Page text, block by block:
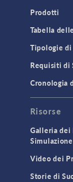
Prodotti
Tabella
Tipologie di
Requisiti di
Cronologia
Risorse
Galleria
Simulazione
Video dei
Storie di